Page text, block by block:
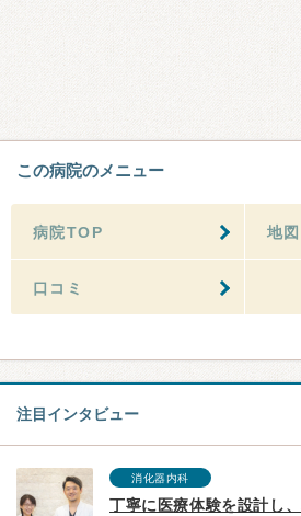
この病院のメニュー
病院TOP 地図
口コミ
注目インタビュー
消化器内科
丁寧に医療体験を設計し